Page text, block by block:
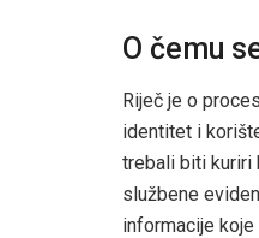
O čemu
Riječ je o
identitet i
trebali biti kuriri
službene
informacije